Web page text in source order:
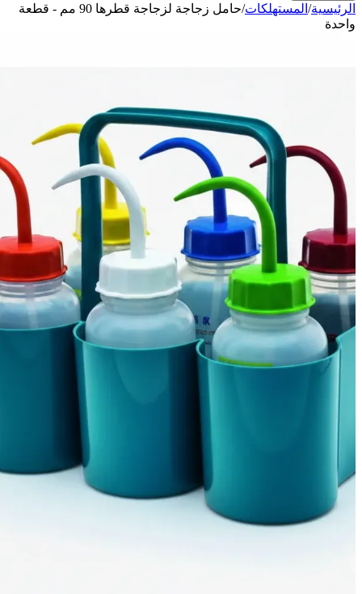
الرئيسية/المستهلكات/
حامل زجاجة لزجاجة قطرها 90 مم - قطعة
واحدة